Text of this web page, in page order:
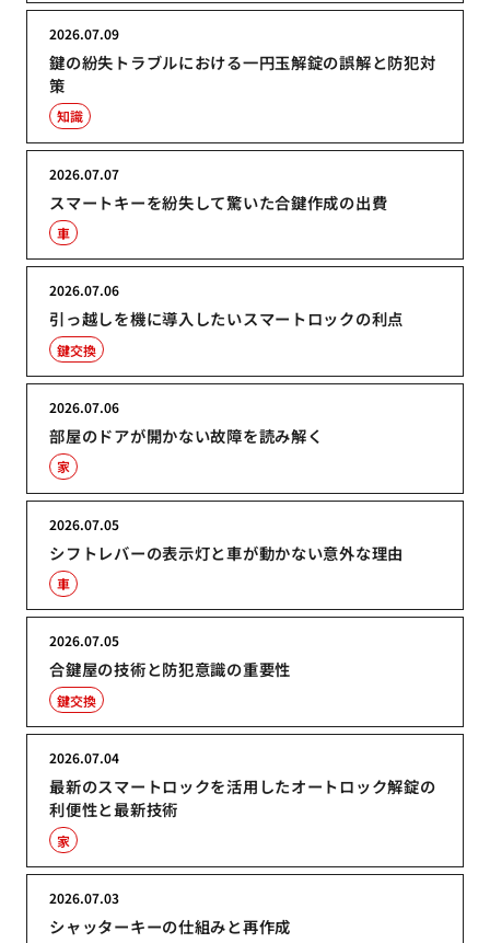
鍵の紛失トラブルにおける一円玉解錠の誤解と防犯対
策
2026.07.09
知識
スマートキーを紛失して驚いた合鍵作成の出費
2026.07.07
車
引っ越しを機に導入したいスマートロックの利点
2026.07.06
鍵交換
部屋のドアが開かない故障を読み解く
2026.07.06
家
シフトレバーの表示灯と車が動かない意外な理由
2026.07.05
車
合鍵屋の技術と防犯意識の重要性
2026.07.05
鍵交換
最新のスマートロックを活用したオートロック解錠の
利便性と最新技術
2026.07.04
家
シャッターキーの仕組みと再作成
2026.07.03